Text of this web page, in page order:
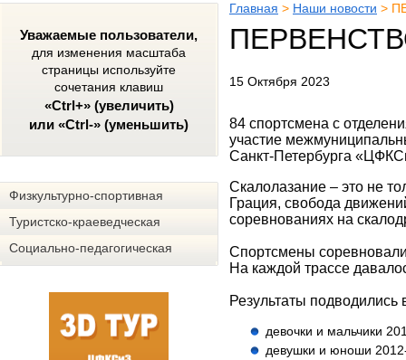
Уважаемые пользователи,
для изменения масштаба
страницы используйте
сочетания клавиш
«Ctrl+» (увеличить)
или «Ctrl-» (уменьшить)
Физкультурно-спортивная
Туристско-краеведческая
Социально-педагогическая
Главная > Наши новости >
15 Октября 2023
84 спортсмена с
участие
Санкт-Петербурга
Скалолазание – это не
Грация, свобода
соревнованиях на
Спортсмены
На каждой трассе
Результаты подводились
девочки и мальчики
девушки и юноши